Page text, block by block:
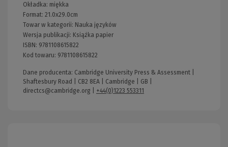
Okładka: miękka
Format: 21.0x29.0cm
Towar w kategorii: Nauka języków
Wersja publikacji: Książka papier
ISBN: 9781108615822
Kod towaru: 9781108615822
Dane producenta: Cambridge University Press & Assessment |
Shaftesbury Road | CB2 8EA | Cambridge | GB |
directcs@cambridge.org
+44(0)1223 553311